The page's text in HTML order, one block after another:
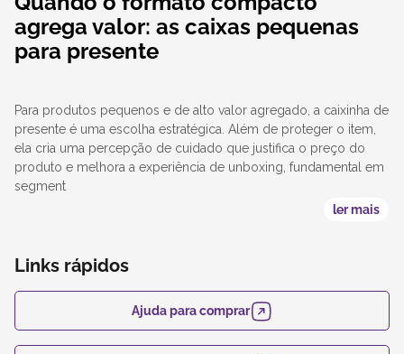
agrega valor: as caixas pequenas
para presente
Para produtos pequenos e de alto valor agregado, a caixinha de
presente é uma escolha estratégica. Além de proteger o item,
ela cria uma percepção de cuidado que justifica o preço do
produto e melhora a experiência de unboxing, fundamental em
segment
ler mais
Links rápidos
Ajuda para comprar